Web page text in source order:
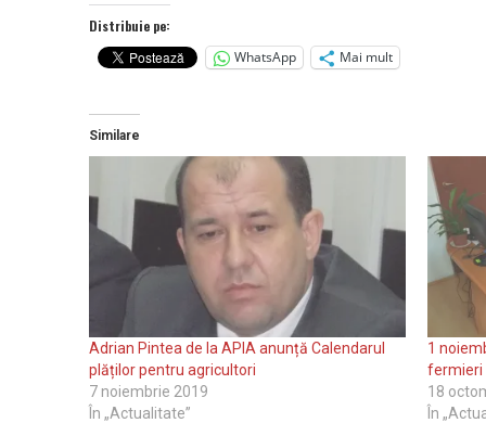
Distribuie pe:
WhatsApp
Mai mult
Similare
Adrian Pintea de la APIA anunță Calendarul
plăților pentru agricultori
7 noiembrie 2019
În „Actualitate”
1
fermieri
18
În